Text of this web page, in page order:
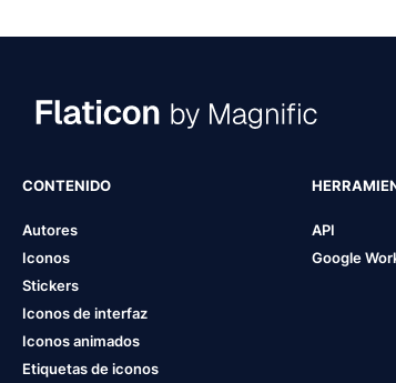
CONTENIDO
Autores
Iconos
Stickers
Iconos de interfaz
Iconos animados
Etiquetas de iconos
API
Google